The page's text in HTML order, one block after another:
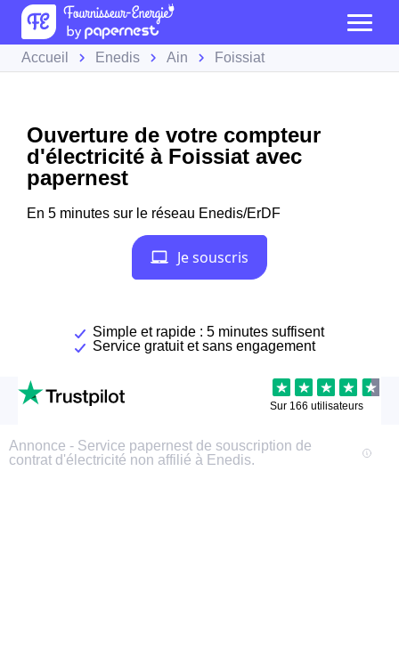
Accueil Enedis Ain Foissiat